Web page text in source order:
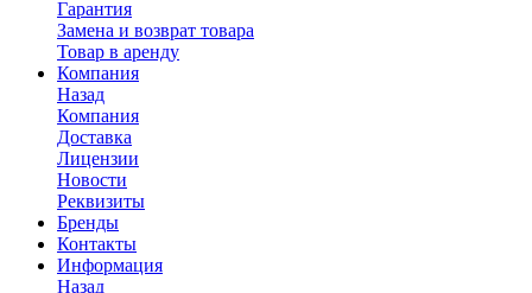
Гарантия
Замена и возврат товара
Товар в аренду
Компания
Назад
Компания
Доставка
Лицензии
Новости
Реквизиты
Бренды
Контакты
Информация
Назад